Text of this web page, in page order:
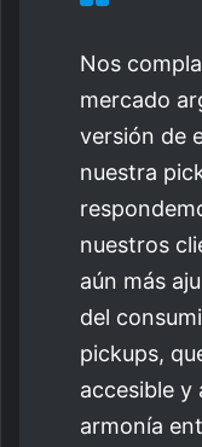
Nos
mercado
versión de
nuestra
nuestros
aún más
del
pickups,
accesible y
armonía